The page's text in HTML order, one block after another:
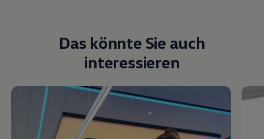
Das könnte Sie auch
interessieren